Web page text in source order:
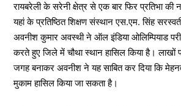
रायबरेली के सरेनी क्षेत्र से एक बार फिर प्रतिभा
यहां के प्रतिष्ठित शिक्षण संस्थान एस.एम. सिंह
अवनीश कुमार अवस्थी ने ऑल इंडिया ओलिम्पियाड
करते हुए जिले में चौथा स्थान हासिल किया है। लाखों
जगह बनाकर अवनीश ने यह साबित कर दिया कि
मुकाम हासिल किया जा सकता है।